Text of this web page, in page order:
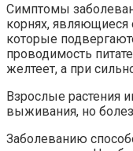
Симптомы
корнях, являющиеся
которые
проводимость
желтеет, а при
Взрослые растения
выживания, но
Заболеванию